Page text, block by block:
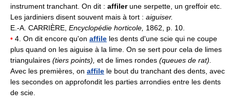
instrument tranchant. On dit : affilerune serpette, un greffoir etc.
Les jardiniers disent souvent mais à tort : aiguiser.
E.-A. CARRIÈRE, Encyclopédie horticole, 1862, p. 10.
• 4. On dit encore qu'on affile les dents d'une scie qui ne coupe
plus quand on les aiguise à la lime. On se sert pour cela de limes
triangulaires (tiers points), et de limes rondes (queues de rat).
Avec les premières, on affile le bout du tranchant des dents, avec
les secondes on approfondit les parties arrondies entre les dents
de scie.